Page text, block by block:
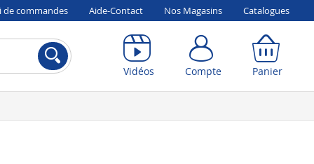
de commandes Aide-Contact Nos Magasins Catalogues
Vidéos Compte Panier
Compte Panier